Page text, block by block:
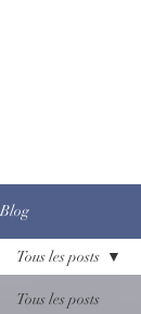
Blog
Tous les posts
Tous les posts